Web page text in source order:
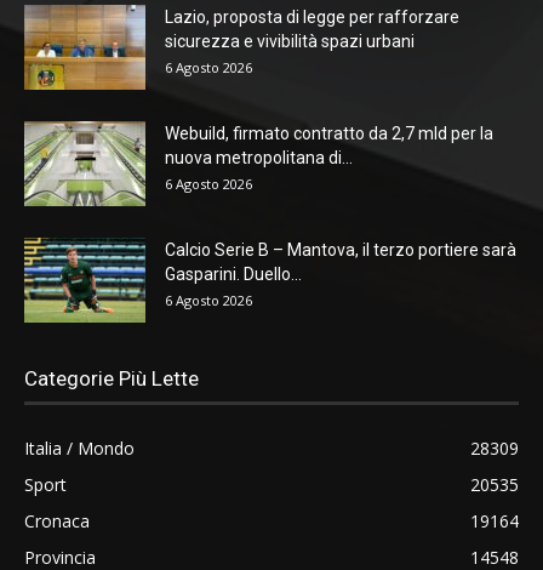
Lazio, proposta di legge per rafforzare
sicurezza e vivibilità spazi urbani
6 Agosto 2026
Webuild, firmato contratto da 2,7 mld per la
nuova metropolitana di...
6 Agosto 2026
Calcio Serie B – Mantova, il terzo portiere sarà
Gasparini. Duello...
6 Agosto 2026
Categorie Più Lette
Italia / Mondo
28309
Sport
20535
Cronaca
19164
Provincia
14548